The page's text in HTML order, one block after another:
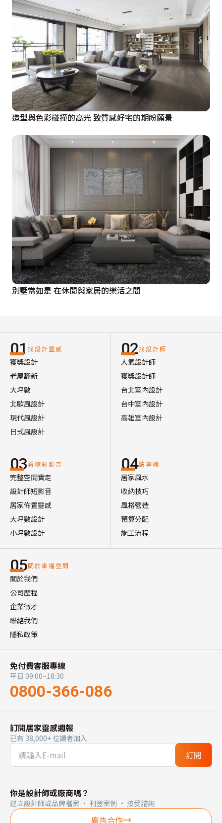
造型與色彩碰撞的高光 致質感好宅的期盼願景
別墅當如是 在休閒與家居的樂活之間
01 找設計靈感
獲獎設計
老屋翻新
大坪數
北歐風設計
現代風設計
日式風設計
02找設計師
人氣設計師
獲獎設計師
台北室內設計
台中室內設計
高雄室內設計
03看精彩影音
完整空間實走
設計師短影音
居家佈置靈感
大坪數設計
小坪數設計
04讀專欄
居家風水
收納技巧
風格營造
預算分配
施工流程
05關於幸福空間
關於我們
公司歷程
企業徵才
聯絡我們
隱私政策
免付費客服專線
平日 09:00~18:30
0800-366-086
訂閱居家靈感週報
已有 38,000+ 位讀者加入
訂閱
你是設計師或廠商嗎？
建立設計師或品牌檔案 · 刊登案例 · 接受諮詢
廣告合作